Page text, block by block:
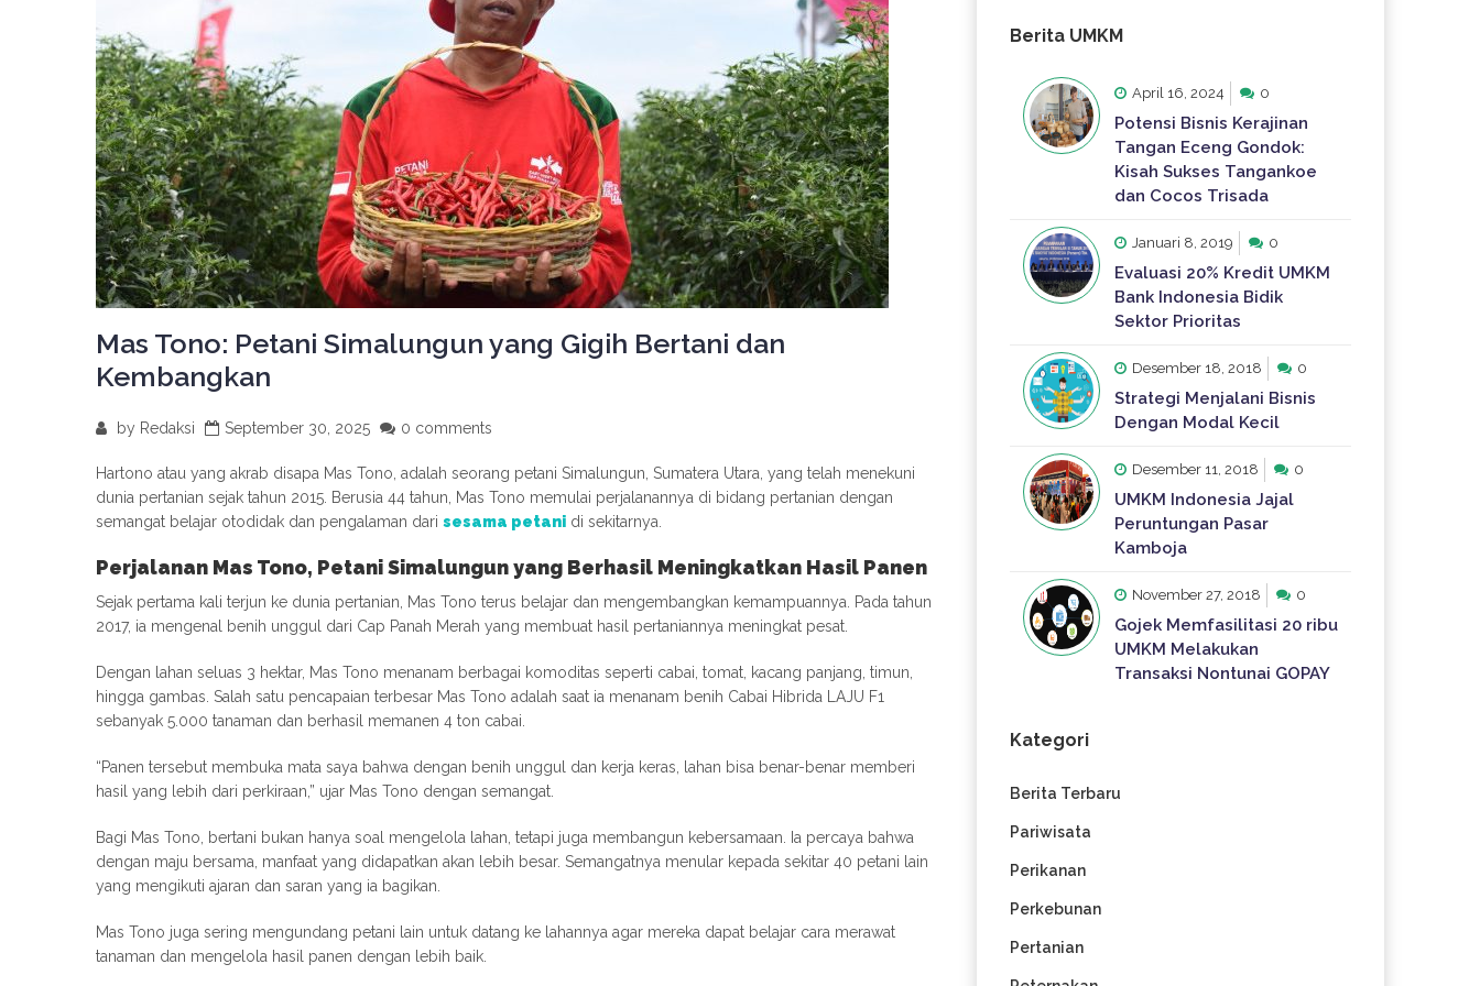
Mas Tono: Petani Simalungun yang Gigih Bertani dan
Kembangkan
by Redaksi September 30, 2025 0 comments
Hartono atau yang akrab disapa Mas Tono, adalah seorang petani Simalungun, Sumatera Utara, yang telah menekuni
dunia pertanian sejak tahun 2015. Berusia 44 tahun, Mas Tono memulai perjalanannya di bidang pertanian dengan
semangat belajar otodidak dan pengalaman dari sesama petani di sekitarnya.
Perjalanan Mas Tono, Petani Simalungun yang Berhasil Meningkatkan Hasil Panen
Sejak pertama kali terjun ke dunia pertanian, Mas Tono terus belajar dan mengembangkan kemampuannya. Pada tahun
2017, ia mengenal benih unggul dari Cap Panah Merah yang membuat hasil pertaniannya meningkat pesat.
Dengan lahan seluas 3 hektar, Mas Tono menanam berbagai komoditas seperti cabai, tomat, kacang panjang, timun,
hingga gambas. Salah satu pencapaian terbesar Mas Tono adalah saat ia menanam benih Cabai Hibrida LAJU F1
sebanyak 5.000 tanaman dan berhasil memanen 4 ton cabai.
“Panen tersebut membuka mata saya bahwa dengan benih unggul dan kerja keras, lahan bisa benar-benar memberi
hasil yang lebih dari perkiraan,” ujar Mas Tono dengan semangat.
Bagi Mas Tono, bertani bukan hanya soal mengelola lahan, tetapi juga membangun kebersamaan. Ia percaya bahwa
dengan maju bersama, manfaat yang didapatkan akan lebih besar. Semangatnya menular kepada sekitar 40 petani lain
yang mengikuti ajaran dan saran yang ia bagikan.
Mas Tono juga sering mengundang petani lain untuk datang ke lahannya agar mereka dapat belajar cara merawat
tanaman dan mengelola hasil panen dengan lebih baik.
Berita UMKM
April 16, 2024 0
Potensi Bisnis Kerajinan
Tangan Eceng Gondok:
Kisah Sukses Tangankoe
dan Cocos Trisada
Januari 8, 2019 0
Evaluasi 20% Kredit UMKM
Bank Indonesia Bidik
Sektor Prioritas
Desember 18, 2018 0
Strategi Menjalani Bisnis
Dengan Modal Kecil
Desember 11, 2018 0
UMKM Indonesia Jajal
Peruntungan Pasar
Kamboja
November 27, 2018 0
Gojek Memfasilitasi 20 ribu
UMKM Melakukan
Transaksi Nontunai GOPAY
Kategori
Berita Terbaru
Pariwisata
Perikanan
Perkebunan
Pertanian